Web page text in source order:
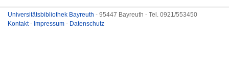
Universitätsbibliothek Bayreuth - 95447 Bayreuth - Tel. 0921/553450
Kontakt- Impressum - Datenschutz